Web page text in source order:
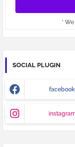
*
SOCIAL PLUGIN
facebook